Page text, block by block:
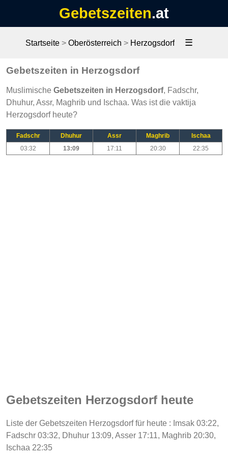
Gebetszeiten.at
Startseite> Oberösterreich > Herzogsdorf ☰
Gebetszeiten in Herzogsdorf
Muslimische Gebetszeiten in Herzogsdorf, Fadschr,
Dhuhur, Assr, Maghrib und Ischaa. Was ist die vaktija
Herzogsdorf heute?
Fadschr Dhuhur Assr Maghrib
Ischaa
03:32
13:09 17:11 20:30 22:35
Gebetszeiten Herzogsdorf heute
Liste der Gebetszeiten Herzogsdorf für heute : Imsak 03:22,
Fadschr 03:32, Dhuhur 13:09, Asser 17:11, Maghrib 20:30,
Ischaa 22:35